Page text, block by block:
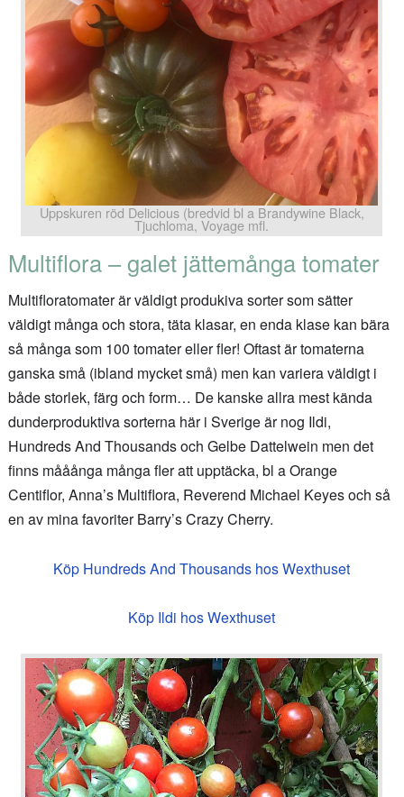
Uppskuren röd Delicious (bredvid bl a Brandywine Black,
Tjuchloma, Voyage mfl.
Multiflora – galet jättemånga tomater
Multifloratomater är väldigt produkiva sorter som sätter
väldigt många och stora, täta klasar, en enda klase kan bära
så många som 100 tomater eller fler! Oftast är tomaterna
ganska små (ibland mycket små) men kan variera väldigt i
både storlek, färg och form… De kanske allra mest kända
dunderproduktiva sorterna här i Sverige är nog Ildi,
Hundreds And Thousands och Gelbe Dattelwein men det
finns mååånga många fler att upptäcka, bl a Orange
Centiflor, Anna’s Multiflora, Reverend Michael Keyes och så
en av mina favoriter Barry’s Crazy Cherry.
Köp Hundreds And Thousands hos Wexthuset
Köp Ildi hos Wexthuset